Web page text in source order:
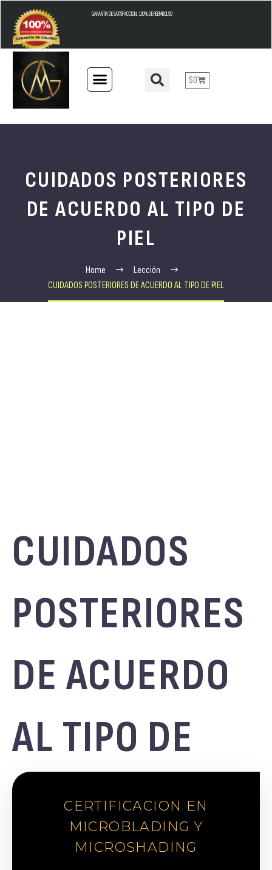
GARANTIA DE SATISFACCION, 100% DE REEMBOLSO
$0
CUIDADOS POSTERIORES
DE ACUERDO AL TIPO DE
PIEL
Home
Lección
CUIDADOS POSTERIORES DE ACUERDO AL TIPO DE PIEL
CUIDADOS
POSTERIORES
DE ACUERDO
AL TIPO DE
PIELCERTIFICACION EN
MICROBLADING Y
MICROSHADING